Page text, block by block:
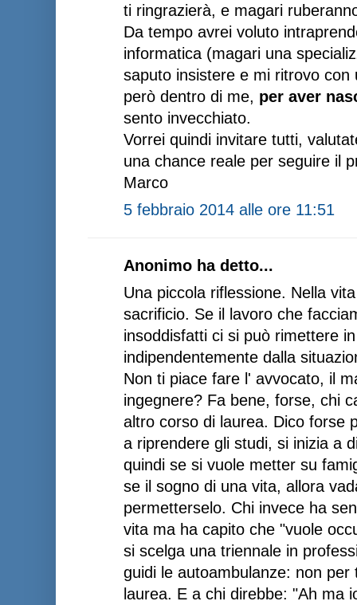
ti ringrazierà, e magari
Da tempo avrei voluto
informatica (magari una
saputo insistere e mi ritrovo
però dentro di me, per aver
sento invecchiato.
Vorrei quindi invitare tutti,
una chance reale per seguire il
Marco
5 febbraio 2014 alle ore 11:51
Anonimo ha detto...
Una piccola riflessione. Nella
sacrificio. Se il lavoro che
insoddisfatti ci si può rimettere
indipendentemente dalla
Non ti piace fare l' avvocato, il
ingegnere? Fa bene, forse, chi
altro corso di laurea. Dico forse
a riprendere gli studi, si inizia a
quindi se si vuole metter su
se il sogno di una vita, allora
permetterselo. Chi invece ha
vita ma ha capito che "vuole
si scelga una triennale in
guidi le autoambulanze: non
laurea. E a chi direbbe: "Ah ma